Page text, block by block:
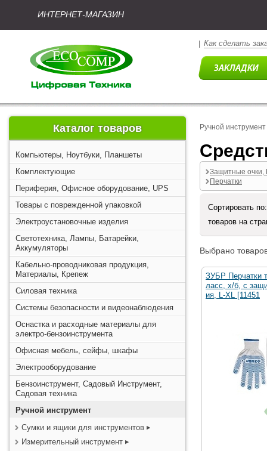
ИНТЕРНЕТ-МАГАЗИН
Как сделать
Каталог товаров
Компьютеры, Ноутбуки, Планшеты
Комплектующие
Периферия, Офисное оборудование, UPS
Товары с поврежденной упаковкой
Электроустановочные изделия
Светотехника, Лампы, Батарейки,
Аккумуляторы
Кабельно-проводниковая продукция,
Материалы, Крепеж
Силовая техника
Системы безопасности и видеонаблюдения
Оснастка и расходные материалы для
электро-бензоинструмента
Офисная мебель, сейфы, шкафы
Электрооборудование
Бензоинструмент, Садовый Инструмент,
Садовая техника
Ручной инструмент
Сумки и ящики для инструментов
Измерительный инструмент
Ручной инструмент
Защитные очки,
Перчатки
Сортировать
товаров на
Выбрано
ЗУБР Перчатки
ласс, х/б, с
ия, L-XL [11451